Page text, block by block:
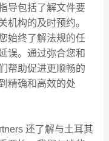
导包括了解文件要
机构的及时预约。
始终了解法规的任
误。通过弥合您和
帮助促进更顺畅的
精确和高效的处
还了解与土耳其